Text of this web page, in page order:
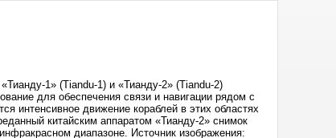
1» (Tiandu-1) и «Тианду-2» (Tiandu-2)
для обеспечения связи и навигации рядом с
интенсивное движение кораблей в этих областях
китайским аппаратом «Тианду-2» снимок
диапазоне. Источник изображения: